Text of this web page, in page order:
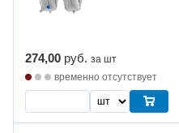
274,00 руб. за шт
временно отсутствует